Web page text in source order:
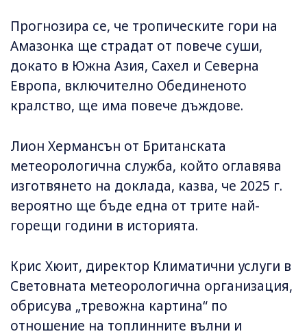
Прогнозира се, че тропическите гори на
Амазонка ще страдат от повече суши,
докато в Южна Азия, Сахел и Северна
Европа, включително Обединеното
кралство, ще има повече дъждове.
Лион Хермансън от Британската
метеорологична служба, който оглавява
изготвянето на доклада, казва, че 2025 г.
вероятно ще бъде една от трите най-
горещи години в историята.
Крис Хюит, директор Климатични услуги в
Световната метеорологична организация,
обрисува „тревожна картина“ по
отношение на топлинните вълни и